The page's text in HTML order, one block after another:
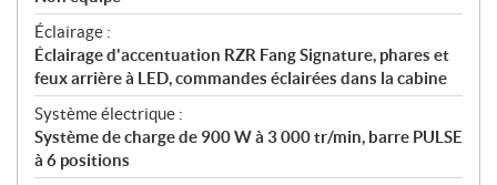
Éclairage :
Éclairage d'accentuation RZR Fang Signature, phares et
feux arrière à LED, commandes éclairées dans la cabine
Système électrique :
Système de charge de 900 W à 3 000 tr/min, barre PULSE
à 6 positions